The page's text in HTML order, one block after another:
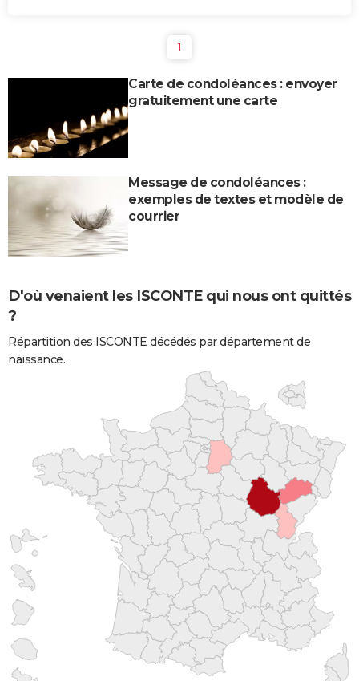
1
Carte de condoléances : envoyer
gratuitement une carte
Message de condoléances :
exemples de textes et modèle de
courrier
D'où venaient les ISCONTE qui nous ont quittés
?
Répartition des ISCONTE décédés par département de
naissance.